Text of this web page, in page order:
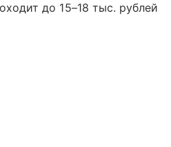
до 15–18 тыс. рублей